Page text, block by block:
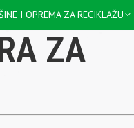
I OPREMA ZA RECIKLAŽU
ZA